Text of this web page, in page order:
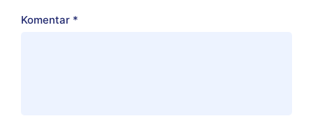
Komentar *